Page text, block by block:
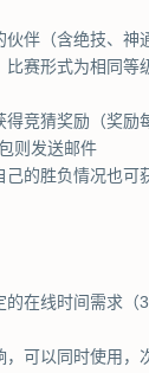
伴（含绝技、神
赛形式为相同
竞猜奖励（奖
则发送邮件
的胜负情况也可
在线时间需求
可以同时使用，